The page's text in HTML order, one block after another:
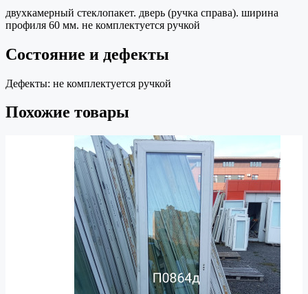
двухкамерный стеклопакет. дверь (ручка справа). ширина
профиля 60 мм. не комплектуется ручкой
Состояние и дефекты
Дефекты: не комплектуется ручкой
Похожие товары